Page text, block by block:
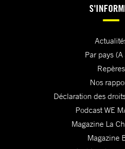
Par pays (A
Repères
Nos
Déclaration des
Podcast WE
Magazine La
Magazine